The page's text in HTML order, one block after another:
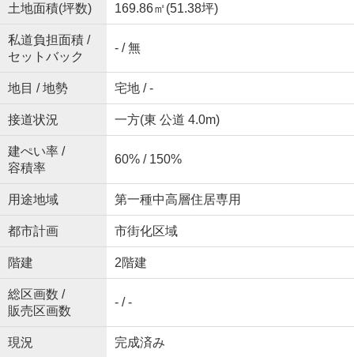
土地面積(坪数) 169.86㎡(51.38坪)
私道負担面積 /
セットバック
- / 無
地目 / 地勢 宅地 / -
接道状況 一方(東 公道 4.0m)
建ぺい率 /
容積率
60% / 150%
用途地域 第一種中高層住居専用
都市計画 市街化区域
階建 2階建
総区画数 /
販売区画数
- / -
現況 完成済み